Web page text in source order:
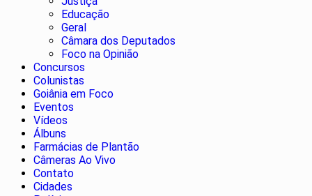
Educação
Geral
Câmara dos Deputados
Foco na Opinião
Concursos
Colunistas
Goiânia em Foco
Eventos
Vídeos
Álbuns
Farmácias de Plantão
Câmeras Ao Vivo
Contato
Cidades